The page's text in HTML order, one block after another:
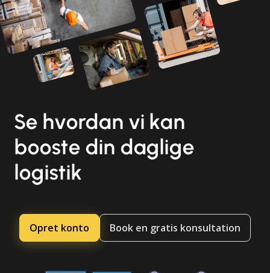
Se hvordan vi kan
booste din daglige
logistik
Opret konto Book en gratis konsultation